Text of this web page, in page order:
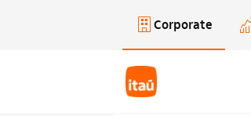
Saltar al contenido principalCorporate